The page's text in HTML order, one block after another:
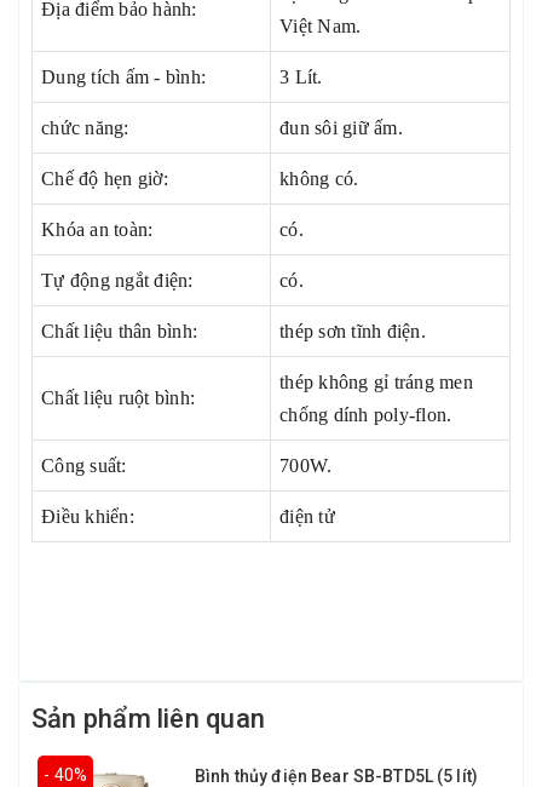
Địa điểm bảo hành:
Việt Nam.
Dung tích ấm - bình: 3 Lít.
chức năng: đun sôi giữ ấm.
Chế độ hẹn giờ: không có.
Khóa an toàn: có.
Tự động ngắt điện: có.
Chất liệu thân bình: thép sơn tĩnh điện.
Chất liệu ruột bình:
thép không gỉ tráng men
chống dính poly-flon.
Công suất: 700W.
Điều khiển: điện tử
Sản phẩm liên quan
- 40% Bình thủy điện Bear SB-BTD5L (5 lít)